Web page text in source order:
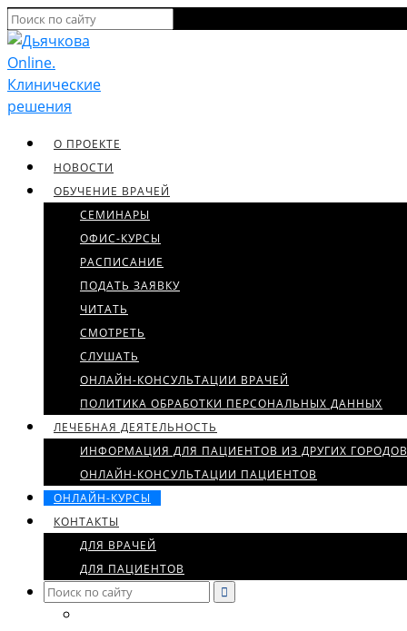
О ПРОЕКТЕ
НОВОСТИ
ОБУЧЕНИЕ ВРАЧЕЙ
СЕМИНАРЫ
ОФИС-КУРСЫ
РАСПИСАНИЕ
ПОДАТЬ ЗАЯВКУ
ЧИТАТЬ
СМОТРЕТЬ
СЛУШАТЬ
ОНЛАЙН-КОНСУЛЬТАЦИИ ВРАЧЕЙ
ПОЛИТИКА ОБРАБОТКИ ПЕРСОНАЛЬНЫХ ДАННЫХ
ЛЕЧЕБНАЯ ДЕЯТЕЛЬНОСТЬ
ИНФОРМАЦИЯ ДЛЯ ПАЦИЕНТОВ ИЗ ДРУГИХ ГОРОДОВ
ОНЛАЙН-КОНСУЛЬТАЦИИ ПАЦИЕНТОВ
ОНЛАЙН-КУРСЫ
КОНТАКТЫ
ДЛЯ ВРАЧЕЙ
ДЛЯ ПАЦИЕНТОВ
Search
for: